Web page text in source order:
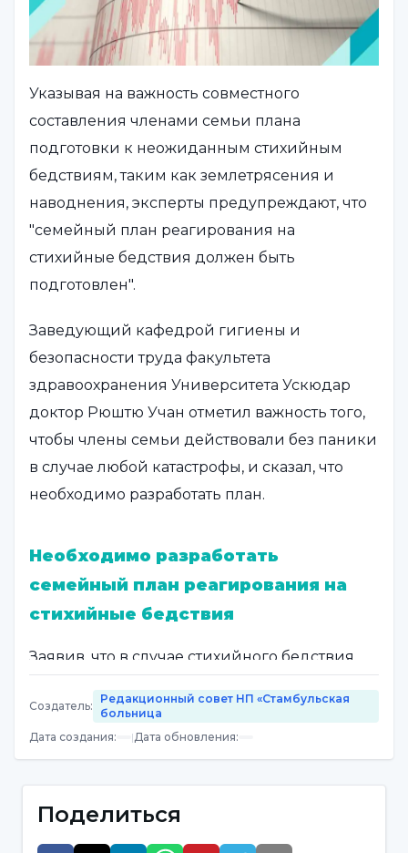
Указывая на важность совместного
составления членами семьи плана
подготовки к неожиданным стихийным
бедствиям, таким как землетрясения и
наводнения, эксперты предупреждают, что
"семейный план реагирования на
стихийные бедствия должен быть
подготовлен".
Заведующий кафедрой гигиены и
безопасности труда факультета
здравоохранения Университета Ускюдар
доктор Рюштю Учан отметил важность того,
чтобы члены семьи действовали без паники
в случае любой катастрофы, и сказал, что
необходимо разработать план.
Необходимо разработать
семейный план реагирования на
стихийные бедствия
Заявив, что в случае стихийного бедствия
некоторые или все они могут быть не вместе
из-за условий жизни, доктор Рюштю Учан
действовать правильно и без паники в
случае стихийного бедствия. Этот план -
Создатель:
Редакционный совет НП «Стамбульская
больница
Дата создания: |Дата обновления:
Поделиться